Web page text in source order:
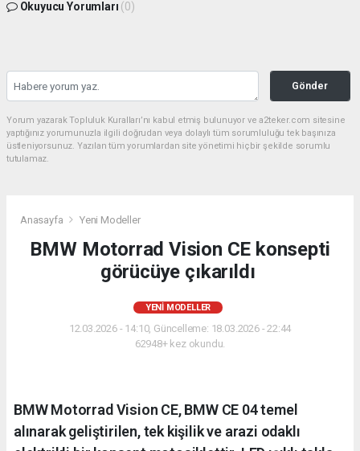
Okuyucu Yorumları (0)
Gönder
Yorum yazarak Topluluk Kuralları’nı kabul etmiş bulunuyor ve a2teker.com sitesine
yaptığınız yorumunuzla ilgili doğrudan veya dolaylı tüm sorumluluğu tek başınıza
üstleniyorsunuz. Yazılan tüm yorumlardan site yönetimi hiçbir şekilde sorumlu
tutulamaz.
Anasayfa Yeni Modeller
BMW Motorrad Vision CE konsepti
görücüye çıkarıldı
YENI MODELLER
12.03.2026 - 14:10, Güncelleme: 18.03.2026 - 22:44
62948+ kez okundu.
BMW Motorrad Vision CE, BMW CE 04 temel
alınarak geliştirilen, tek kişilik ve arazi odaklı